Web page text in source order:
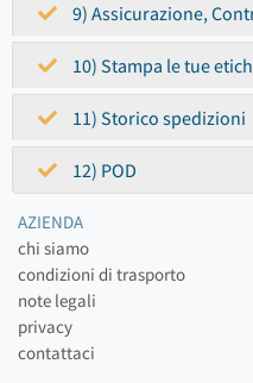
9) Assicurazione,
10) Stampa le tue
11) Storico spedizioni
12) POD
AZIENDA
chi siamo
condizioni di trasporto
note legali
privacy
contattaci